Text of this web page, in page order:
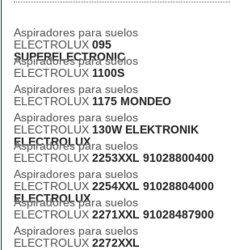
Aspiradores para suelos
ELECTROLUX 095
SUPERELECTRONIC
Aspiradores para suelos
ELECTROLUX 1100S
Aspiradores para suelos
ELECTROLUX 1175 MONDEO
Aspiradores para suelos
ELECTROLUX 130W ELEKTRONIK
ELECTROLUX
Aspiradores para suelos
ELECTROLUX 2253XXL 91028800400
Aspiradores para suelos
ELECTROLUX 2254XXL 91028804000
ELECTROLUX
Aspiradores para suelos
ELECTROLUX 2271XXL 91028487900
Aspiradores para suelos
ELECTROLUX 2272XXL